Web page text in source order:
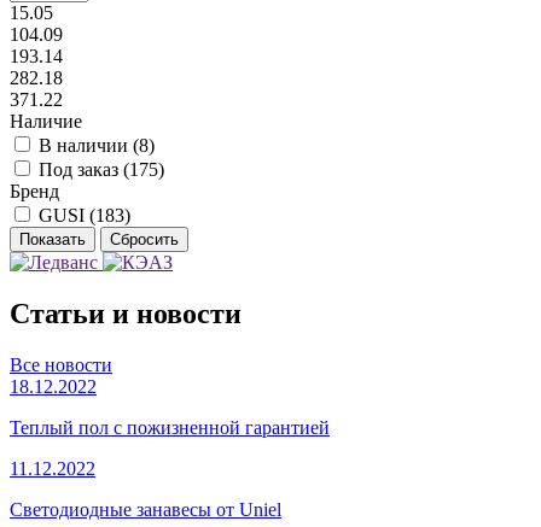
15.05
104.09
193.14
282.18
371.22
Наличие
В наличии (8)
Под заказ (175)
Бренд
GUSI (183)
Статьи и новости
Все новости
18.12.2022
Теплый пол с пожизненной гарантией
11.12.2022
Светодиодные занавесы от Uniel